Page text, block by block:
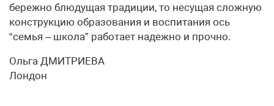
бережно блюдущая традиции, то несущая сложную
конструкцию образования и воспитания ось
“семья – школа” работает надежно и прочно.
Ольга ДМИТРИЕВА
Лондон